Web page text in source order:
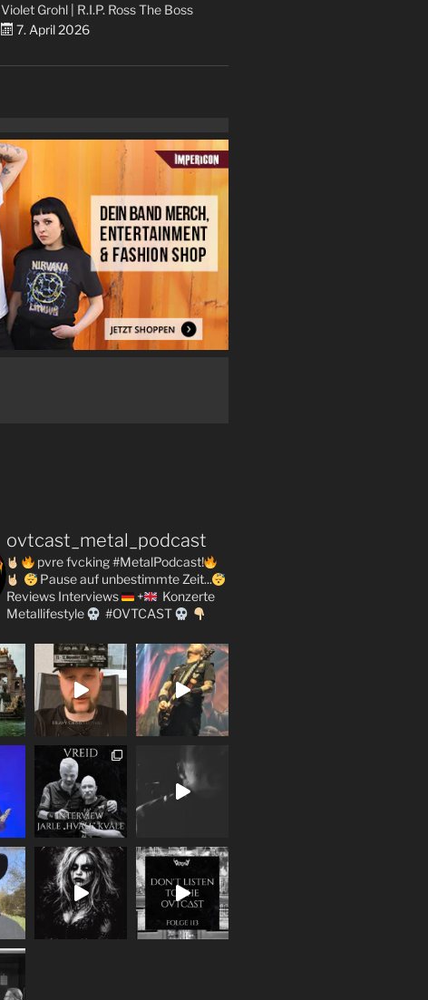
Violet Grohl | R.I.P. Ross The Boss
7. April 2026
ovtcast_metal_podcast
pvre fvcking #MetalPodcast!
Pause auf unbestimmte Zeit...
Reviews Interviews +
Konzerte
Metallifestyle
#OVTCAST